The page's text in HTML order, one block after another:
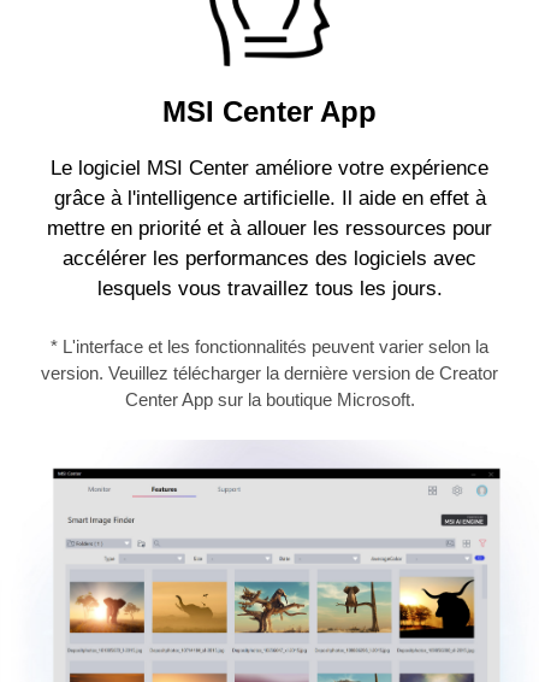
MSI Center App
Le logiciel MSI Center améliore votre expérience
grâce à l'intelligence artificielle. Il aide en effet à
mettre en priorité et à allouer les ressources pour
accélérer les performances des logiciels avec
lesquels vous travaillez tous les jours.
* L'interface et les fonctionnalités peuvent varier selon la
version. Veuillez télécharger la dernière version de Creator
Center App sur la boutique Microsoft.